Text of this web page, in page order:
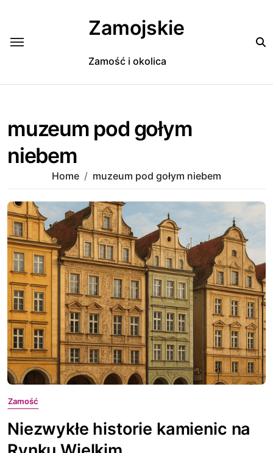
Zamojskie
Zamość i okolica
muzeum pod gołym
niebem
Home muzeum pod gołym niebem
Zamość
Niezwykłe historie kamienic na